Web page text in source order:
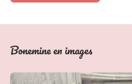
Bonemine en images